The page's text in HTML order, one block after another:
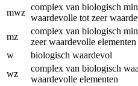
mwz
complex van biologisch
waardevolle tot zeer
mz
complex van biologisch
zeer waardevolle elementen
w
biologisch waardevol
wz
complex van biologisch
waardevolle elementen